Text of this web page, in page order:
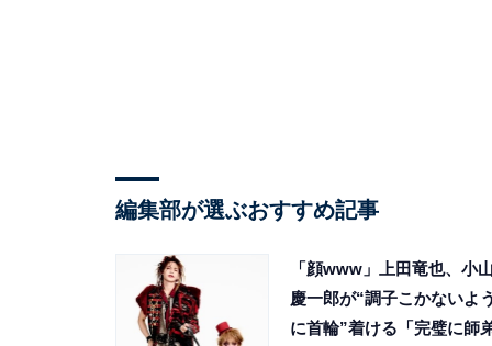
編集部が選ぶおすすめ記事
「顔www」上田竜也、小山
慶一郎が“調子こかないよう
に首輪”着ける「完璧に師